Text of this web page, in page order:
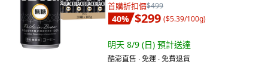
首購折扣價$499
40% $299 ($5.39/100g)
明天 8/9 (日) 預計送達
酷澎直售 ∙ 免運 ∙ 免費退貨